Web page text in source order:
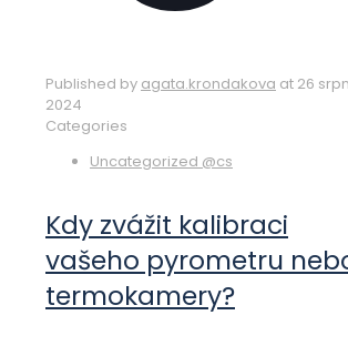
Published by agata.krondakova at 26
2024
Categories
Uncategorized @cs
Kdy zvážit kalibraci
vašeho pyrometru
termokamery?